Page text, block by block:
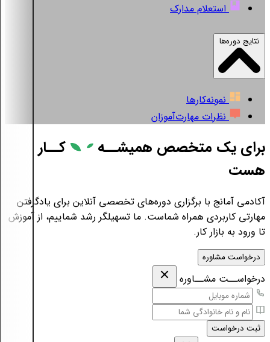
استعلام مدارک
نتایج دوره‌ها
نمونه‌کارها
نظرات مهارت‌آموزان
برای یک متخصص همیشــه
کــار
هست
آکادمی آمانج با برگزاری دوره‌های تخصصی آنلاین برای یادگرفتن
مهارتی کاربردی همراه شماست. ما تسهیلگر رشد شماییم، از آموزش
تا ورود به بازار کار.
درخواست مشاوره
درخواســت مشــاوره
ثبت درخواست